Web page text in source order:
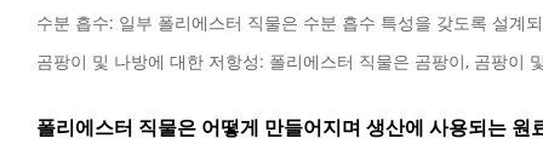
수분 흡수: 일부 폴리에스터 직물은 수분 흡수 특성을 갖도록 설계
곰팡이 및 나방에 대한 저항성: 폴리에스터 직물은 곰팡이, 곰팡이
폴리에스터 직물은 어떻게 만들어지며 생산에 사용되는 원